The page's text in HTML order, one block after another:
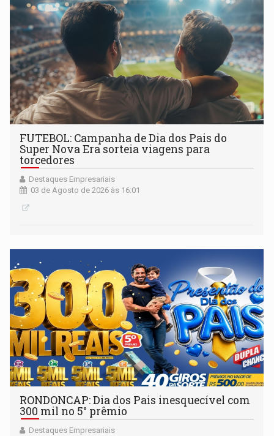
FUTEBOL: Campanha de Dia dos Pais do
Super Nova Era sorteia viagens para
torcedores
Destaques Empresariais
03 de Agosto de 2026 às 16:01
RONDONCAP: Dia dos Pais inesquecível com
300 mil no 5° prêmio
Destaques Empresariais